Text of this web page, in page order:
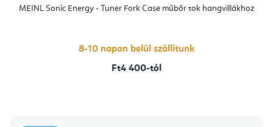
MEINL Sonic Energy - Tuner Fork Case műbőr tok hangvillákhoz
8-10 napon belül szállítunk
Ft4 400-tól